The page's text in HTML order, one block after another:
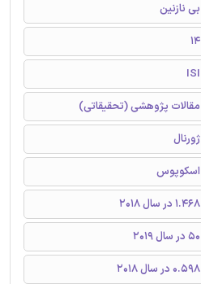
بی نازنین
14
ISI
مقالات پژوهشی (تحقیقاتی)
ژورنال
اسکوپوس
1.468 در سال 2018
50 در سال 2019
0.598 در سال 2018